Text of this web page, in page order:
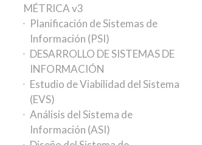
MÉTRICA v3
Planificación de Sistemas de
Información (PSI)
DESARROLLO DE SISTEMAS DE
INFORMACIÓN
Estudio de Viabilidad del Sistema
(EVS)
Análisis del Sistema de
Información (ASI)